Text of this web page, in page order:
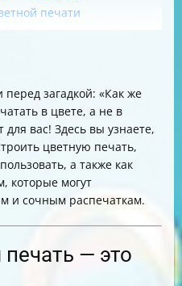
печати
центра для цветной
перед загадкой: «Как же
в цвете, а не в
вас! Здесь вы узнаете,
цветную печать,
а также как
которые могут
и сочным распечаткам.
— это